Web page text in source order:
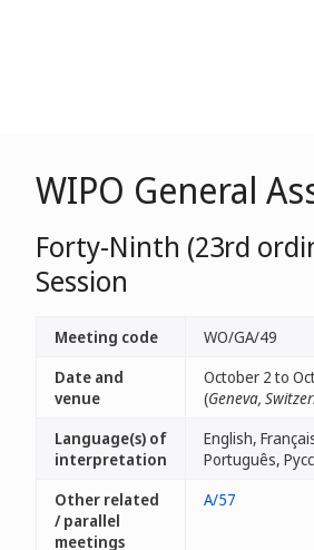
WIPO General
Forty-Ninth (23rd
Session
Meeting code
WO/GA/49
Date and
venue
October 2 to
(Geneva,
Language(s) of
interpretation
English,
Other related
/ parallel
meetings
A/57